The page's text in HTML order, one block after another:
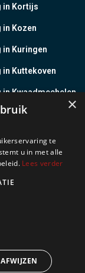
in Kortijs
in Kozen
in Kuringen
in Kuttekoven
Kwaadmechelen
Lanaken
in Lauw
Leopoldsburg
×
te
u in met alle
Lees verder